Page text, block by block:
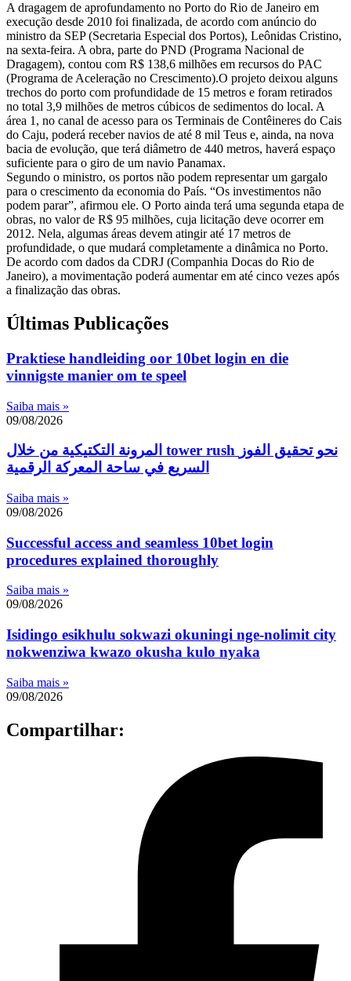
A dragagem de aprofundamento no Porto do Rio de Janeiro em
execução desde 2010 foi finalizada, de acordo com anúncio do
ministro da SEP (Secretaria Especial dos Portos), Leônidas Cristino,
na sexta-feira. A obra, parte do PND (Programa Nacional de
Dragagem), contou com R$ 138,6 milhões em recursos do PAC
(Programa de Aceleração no Crescimento).O projeto deixou alguns
trechos do porto com profundidade de 15 metros e foram retirados
no total 3,9 milhões de metros cúbicos de sedimentos do local. A
área 1, no canal de acesso para os Terminais de Contêineres do Cais
do Caju, poderá receber navios de até 8 mil Teus e, ainda, na nova
bacia de evolução, que terá diâmetro de 440 metros, haverá espaço
suficiente para o giro de um navio Panamax.
Segundo o ministro, os portos não podem representar um gargalo
para o crescimento da economia do País. “Os investimentos não
podem parar”, afirmou ele. O Porto ainda terá uma segunda etapa de
obras, no valor de R$ 95 milhões, cuja licitação deve ocorrer em
2012. Nela, algumas áreas devem atingir até 17 metros de
profundidade, o que mudará completamente a dinâmica no Porto.
De acordo com dados da CDRJ (Companhia Docas do Rio de
Janeiro), a movimentação poderá aumentar em até cinco vezes após
a finalização das obras.
Últimas Publicações
Praktiese handleiding oor 10bet login en die
vinnigste manier om te speel
Saiba mais »
09/08/2026
المرونة التكتيكية من خلال tower rush نحو تحقيق الفوز
السريع في ساحة المعركة الرقمية
Saiba mais »
09/08/2026
Successful access and seamless 10bet login
procedures explained thoroughly
Saiba mais »
09/08/2026
Isidingo esikhulu sokwazi okuningi nge-nolimit city
nokwenziwa kwazo okusha kulo nyaka
Saiba mais »
09/08/2026
Compartilhar: